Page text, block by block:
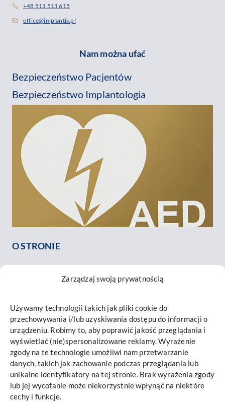
Zarządzaj swoją prywatnością
Używamy technologii takich jak pliki cookie do
przechowywania i/lub uzyskiwania dostępu do informacji o
urządzeniu. Robimy to, aby poprawić jakość przeglądania i
wyświetlać (nie)spersonalizowane reklamy. Wyrażenie
zgody na te technologie umożliwi nam przetwarzanie
danych, takich jak zachowanie podczas przeglądania lub
unikalne identyfikatory na tej stronie. Brak wyrażenia zgody
lub jej wycofanie może niekorzystnie wpłynąć na niektóre
cechy i funkcje.
+48 511 511 615
office@implantis.pl
Nam można ufać
Bezpieczeństwo Pacjentów
Bezpieczeństwo Implantologia
O STRONIE
Kontakt
INFORMACJE
Mapa strony
Polityka prywatności i cookies
Promieniowanie RTG